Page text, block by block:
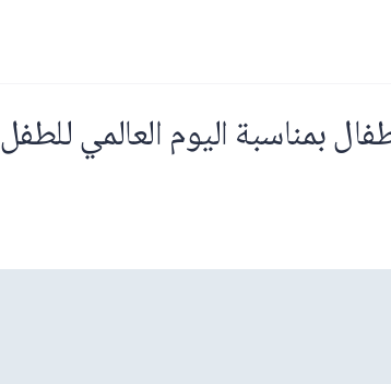
بمناسبة اليوم العالمي للطفل